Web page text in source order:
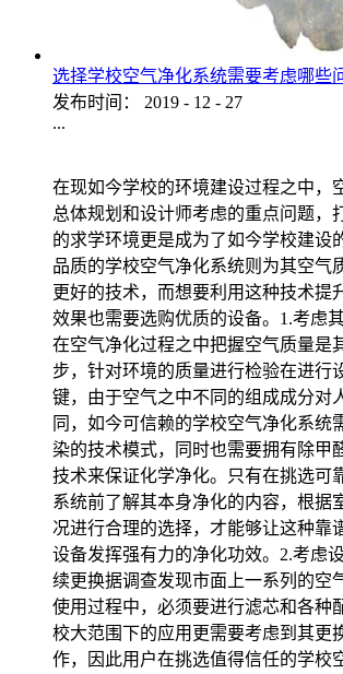
选择学校空气净化系统需要考虑哪些
发布时间：
2019 - 12 - 27
...
在现如今学校的环境建设过程之中，
总体规划和设计师考虑的重点问题，
的求学环境更是成为了如今学校建设
品质的学校空气净化系统则为其空气
更好的技术，而想要利用这种技术提
效果也需要选购优质的设备。1.考虑
在空气净化过程之中把握空气质量是
步，针对环境的质量进行检验在进行
键，由于空气之中不同的组成成分对
同，如今可信赖的学校空气净化系统
染的技术模式，同时也需要拥有除甲
技术来保证化学净化。只有在挑选可
系统前了解其本身净化的内容，根据
况进行合理的选择，才能够让这种靠
设备发挥强有力的净化功效。2.考虑
续更换据调查发现市面上一系列的空
使用过程中，必须要进行滤芯和各种
校大范围下的应用更需要考虑到其更
作，因此用户在挑选值得信任的学校